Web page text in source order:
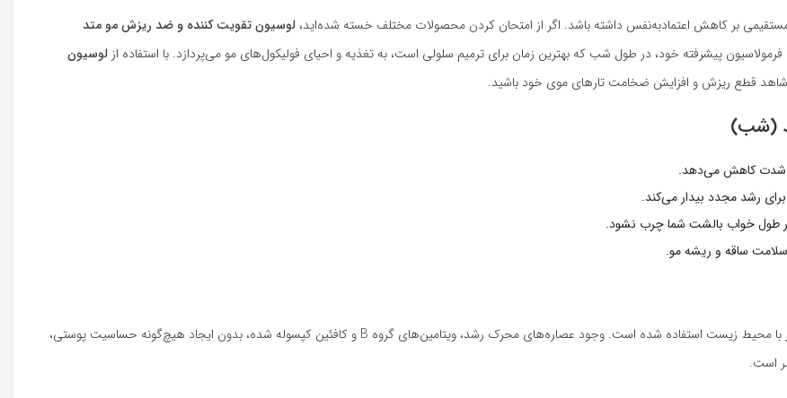
بر کاهش اعتمادبه‌نفس داشته باشد. اگر از امتحان کردن محصولات مختلف خسته شده‌اید، لوسیون تقویت کننده و ضد ریزش مو متد
پیشرفته خود، در طول شب که بهترین زمان برای ترمیم سلولی است، به تغذیه و احیای فولیکول‌های مو می‌پردازد. با استفاده از لوسیون
شاهد قطع ریزش و افزایش ضخامت تارهای موی خود باشید.
(شب)
به شدت کاهش می‌دهد.
رشد مجدد بیدار می‌کند.
طول خواب بالشت شما چرب نشود.
سلامت ساقه و ریشه مو.
از ترکیبات کاملاً ایمن، گیاهی و سازگار با محیط زیست استفاده شده است. وجود عصاره‌های محرک رشد، ویتامین‌های گروه B و کافئین کپسوله شده، بدون ایجاد هیچ‌گونه حساسیت پوستی،
است.